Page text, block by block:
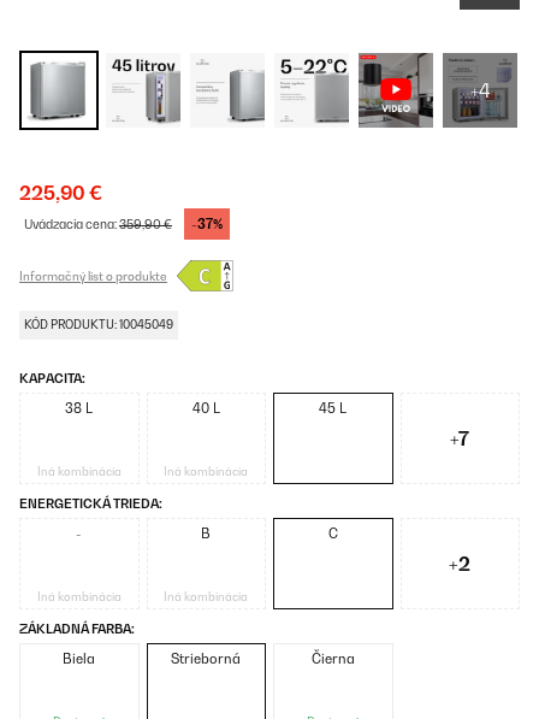
+4
225,90 €
Uvádzacia cena:359,90 € -37%
Informačný list o produkte
KÓD PRODUKTU: 10045049
KAPACITA:
38 L
Iná kombinácia
40 L
Iná kombinácia
45 L
+7
ENERGETICKÁ TRIEDA:
-
Iná kombinácia
B
Iná kombinácia
C
+2
ZÁKLADNÁ FARBA:
Biela Strieborná Čierna